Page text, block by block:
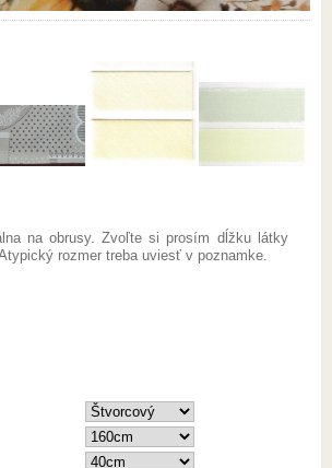
na obrusy. Zvoľte si prosím dĺžku látky
rozmer treba uviesť v poznamke.